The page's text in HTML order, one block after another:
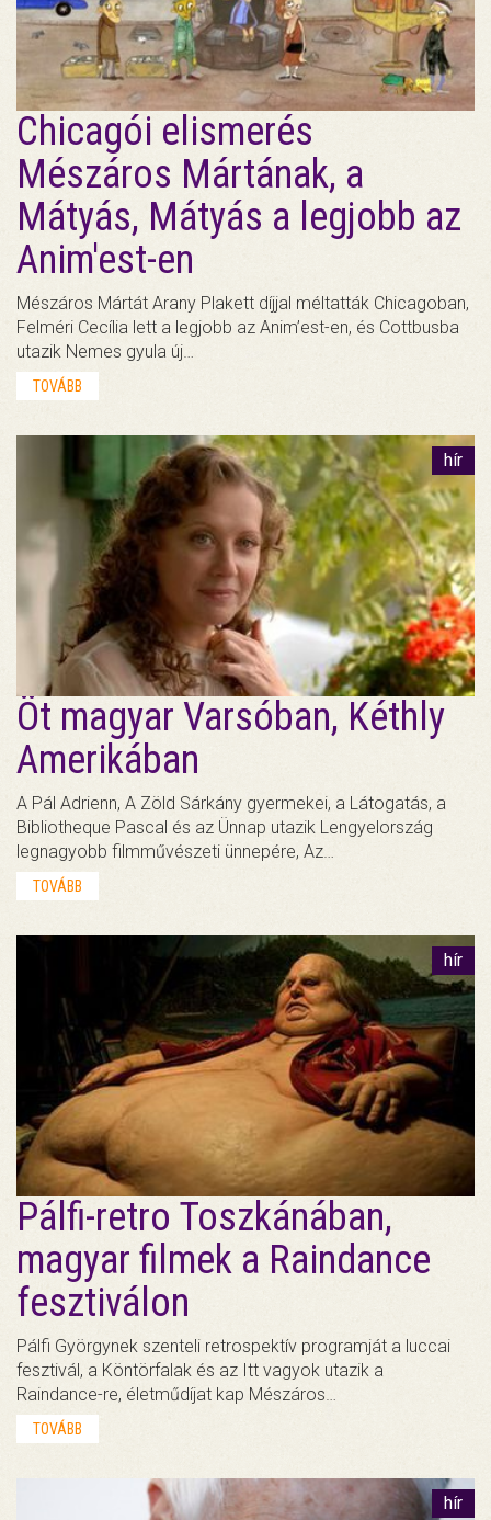
Chicagói elismerés
Mészáros Mártának, a
Mátyás, Mátyás a legjobb az
Anim'est-en
Mészáros Mártát Arany Plakett díjjal méltatták Chicagoban,
Felméri Cecília lett a legjobb az Anim’est-en, és Cottbusba
utazik Nemes gyula új…
TOVÁBB
hír
Öt magyar Varsóban, Kéthly
Amerikában
A Pál Adrienn, A Zöld Sárkány gyermekei, a Látogatás, a
Bibliotheque Pascal és az Ünnap utazik Lengyelország
legnagyobb filmművészeti ünnepére, Az…
TOVÁBB
hír
Pálfi-retro Toszkánában,
magyar filmek a Raindance
fesztiválon
Pálfi Györgynek szenteli retrospektív programját a luccai
fesztivál, a Köntörfalak és az Itt vagyok utazik a
Raindance-re, életműdíjat kap Mészáros…
TOVÁBB
hír